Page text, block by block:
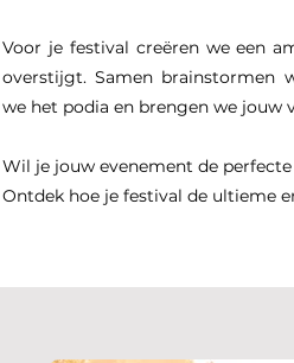
Voor je festival creëren we een
overstijgt. Samen brainstormen
we het podia en brengen we jouw
Wil je jouw evenement de
Ontdek hoe je festival de ultieme